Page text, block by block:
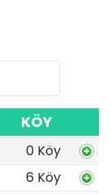
KÖY
0 Köy
6 Köy